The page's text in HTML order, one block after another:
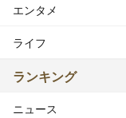
エンタメ
ライフ
ランキング
ニュース